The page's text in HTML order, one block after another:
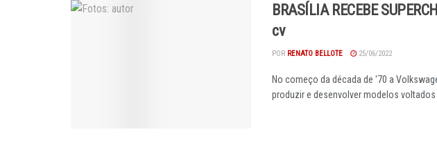
BRASÍLIA RECEBE
cv
POR RENATO BELLOTE 25/06/2022
No começo da década de '70 a
produzir e desenvolver modelos voltados